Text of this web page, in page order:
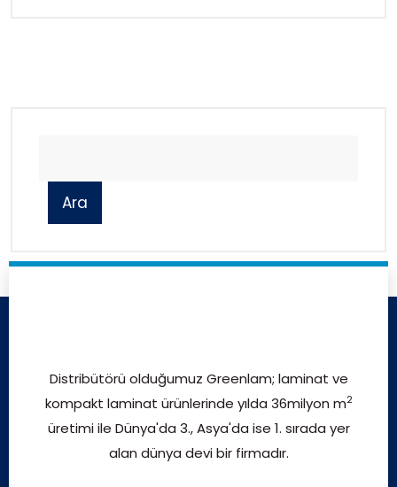
Ara
Distribütörü olduğumuz Greenlam; laminat ve
kompakt laminat ürünlerinde yılda 36milyon m2
üretimi ile Dünya'da 3., Asya'da ise 1. sırada yer
alan dünya devi bir firmadır.